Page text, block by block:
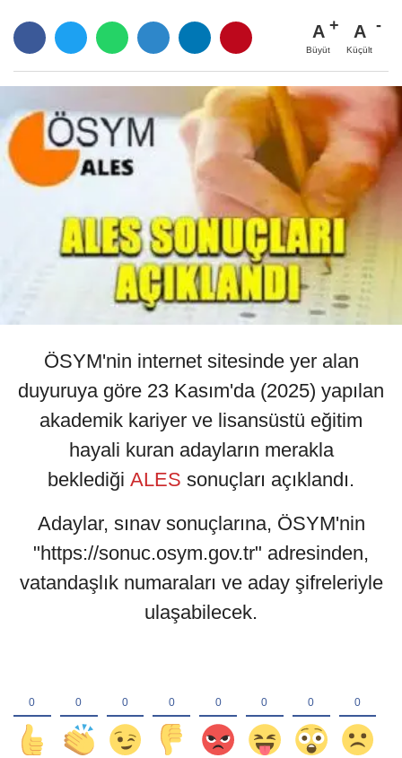
A
Büyüt
A
Küçült
ÖSYM'nin internet sitesinde yer alan
duyuruya göre 23 Kasım'da (2025) yapılan
akademik kariyer ve lisansüstü eğitim
hayali kuran adayların merakla
beklediği ALES sonuçları açıklandı.
Adaylar, sınav sonuçlarına, ÖSYM'nin
"https://sonuc.osym.gov.tr" adresinden,
vatandaşlık numaraları ve aday şifreleriyle
ulaşabilecek.